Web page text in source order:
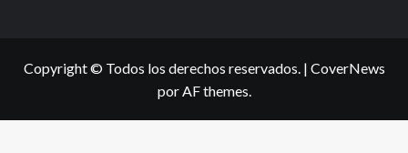
Copyright © Todos los derechos reservados. | CoverNews
por AF themes.